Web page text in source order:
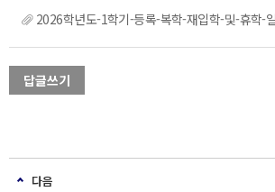
2026학년도-1학기-등록-복학-재입학-및-휴학-
답글쓰기
다음